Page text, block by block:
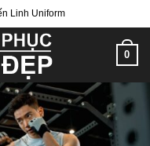
Linh Uniform
0